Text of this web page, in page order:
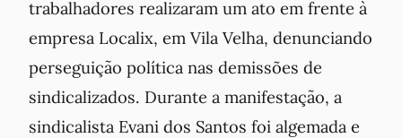
trabalhadores realizaram um ato em frente à
empresa Localix, em Vila Velha, denunciando
perseguição política nas demissões de
sindicalizados. Durante a manifestação, a
sindicalista Evani dos Santos foi algemada e